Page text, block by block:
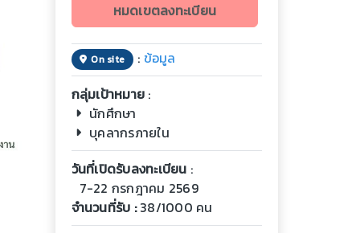
หมดเขตลงทะเบียน
On site : ข้อมูล
กลุ่มเป้าหมาย :
นักศึกษา
บุคลากรภายใน
วันที่เปิดรับลงทะเบียน :
7-22 กรกฎาคม 2569
จำนวนที่รับ :38/1000 คน